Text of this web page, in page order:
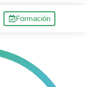
Formación